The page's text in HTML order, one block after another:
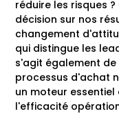
réduire les risques
décision sur nos
changement
qui distingue les
s'agit également
processus d'achat
un moteur
l'efficacité